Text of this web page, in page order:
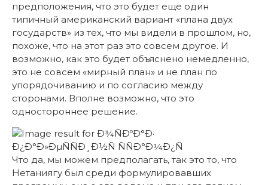
предположения, что это будет еще один
типичный американский вариант «плана двух
государств» из тех, что мы видели в прошлом, но,
похоже, что на этот раз это совсем другое. И
возможно, как это будет объяснено немедленно,
это не совсем «мирный план» и не план по
упорядочиванию и по согласию между
сторонами. Вполне возможно, что это
одностороннее решение.
Что да, мы можем предполагать, так это то, что
Нетаниягу был среди формулировавших